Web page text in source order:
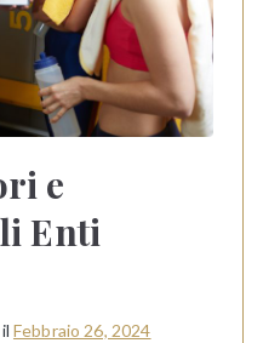
e
Enti
Febbraio 26, 2024